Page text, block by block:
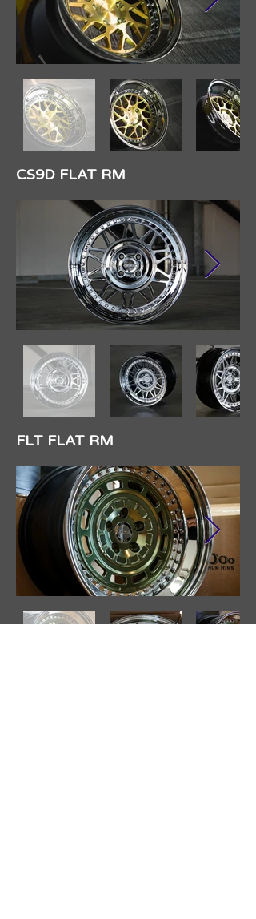
CS9D FLAT RM​
​FLT FLAT RM